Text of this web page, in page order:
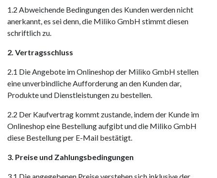
1.2 Abweichende Bedingungen des Kunden werden nicht
anerkannt, es sei denn, die Miliko GmbH stimmt diesen
schriftlich zu.
2. Vertragsschluss
2.1 Die Angebote im Onlineshop der Miliko GmbH stellen
eine unverbindliche Aufforderung an den Kunden dar,
Produkte und Dienstleistungen zu bestellen.
2.2 Der Kaufvertrag kommt zustande, indem der Kunde im
Onlineshop eine Bestellung aufgibt und die Miliko GmbH
diese Bestellung per E-Mail bestätigt.
3. Preise und Zahlungsbedingungen